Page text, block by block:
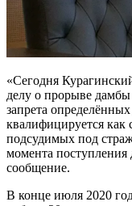
«Сегодня
делу о прорыве
запрета
квалифицируется как
подсудимых под
момента
сообщение.
В конце июля 2020